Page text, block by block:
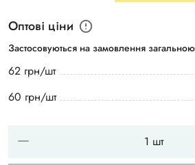
Оптові ціни
Застосовуються на замовлення
62 грн/шт
60 грн/шт